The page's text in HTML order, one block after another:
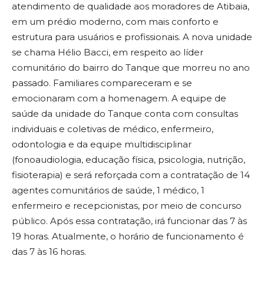
atendimento de qualidade aos moradores de Atibaia,
em um prédio moderno, com mais conforto e
estrutura para usuários e profissionais. A nova unidade
se chama Hélio Bacci, em respeito ao líder
comunitário do bairro do Tanque que morreu no ano
passado. Familiares compareceram e se
emocionaram com a homenagem. A equipe de
saúde da unidade do Tanque conta com consultas
individuais e coletivas de médico, enfermeiro,
odontologia e da equipe multidisciplinar
(fonoaudiologia, educação física, psicologia, nutrição,
fisioterapia) e será reforçada com a contratação de 14
agentes comunitários de saúde, 1 médico, 1
enfermeiro e recepcionistas, por meio de concurso
público. Após essa contratação, irá funcionar das 7 às
19 horas. Atualmente, o horário de funcionamento é
das 7 às 16 horas.